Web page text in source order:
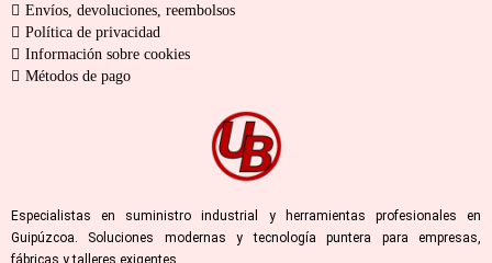
Envíos, devoluciones, reembolsos
Política de privacidad
Información sobre cookies
Métodos de pago
Especialistas en suministro industrial y herramientas profesionales en
Guipúzcoa. Soluciones modernas y tecnología puntera para empresas,
fábricas y talleres exigentes.